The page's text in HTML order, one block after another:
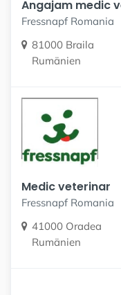
Angajam medic
Fressnapf Romania
81000 Braila
Rumänien
Medic veterinar
Fressnapf Romania
41000 Oradea
Rumänien